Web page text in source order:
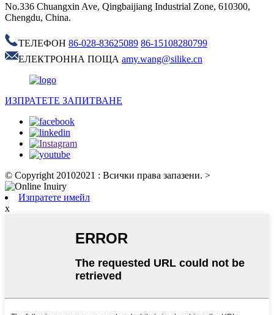
No.336 Chuangxin Ave, Qingbaijiang Industrial Zone, 610300,
Chengdu, China.
ТЕЛЕФОН 86-028-83625089 86-15108280799
ЕЛЕКТРОННА ПОЩА amy.wang@silike.cn
ИЗПРАТЕТЕ ЗАПИТВАНЕ
© Copyright 20102021 : Всички права запазени. >
Изпратете имейл
x